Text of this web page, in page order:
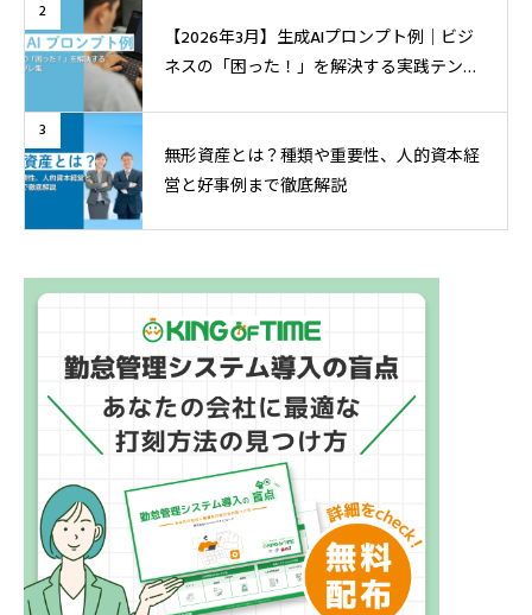
2
【2026年3月】生成AIプロンプト例│ビジ
ネスの「困った！」を解決する実践テンプ
3
無形資産とは？種類や重要性、人的資本経
営と好事例まで徹底解説